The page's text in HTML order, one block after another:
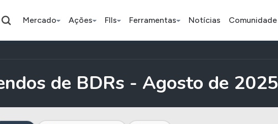
Mercado Ações FIIs Ferramentas Notícias Comunidade
de BDRs - Agosto de 2025